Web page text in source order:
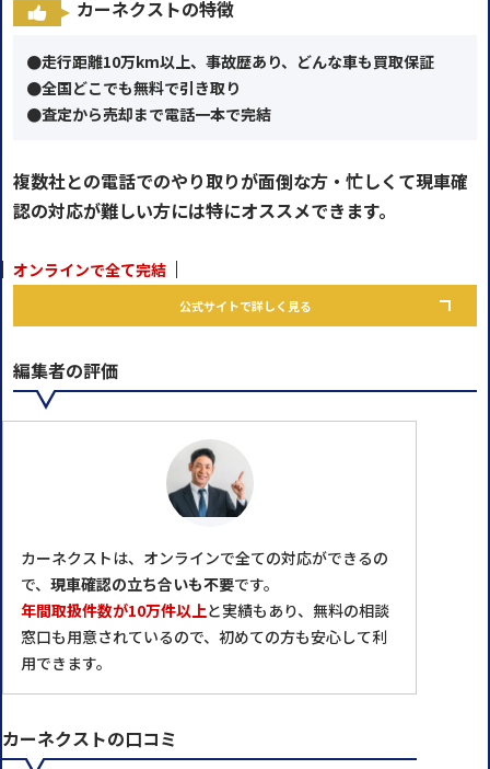
カーネクストの特徴
●走行距離10万km以上、事故歴あり、どんな車も買取保証
●全国どこでも無料で引き取り
●査定から売却まで電話一本で完結
複数社との電話でのやり取りが面倒な方・忙しくて現車確
認の対応が難しい方には特にオススメできます。
オンラインで全て完結
公式サイトで詳しく見る
編集者の評価
カーネクストは、オンラインで全ての対応ができるの
で、 現車確認の立ち合いも不要です。
年間取扱件数が10万件以上と実績もあり、無料の相談
窓口も用意されているので、初めての方も安心して利
用できます。
カーネクストの口コミ